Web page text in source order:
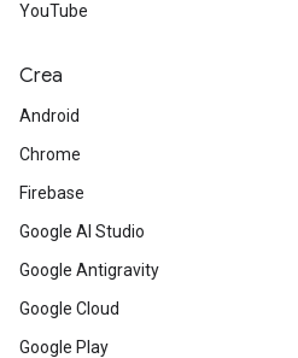
YouTube
Crea
Android
Chrome
Firebase
Google AI Studio
Google Antigravity
Google Cloud
Google Play